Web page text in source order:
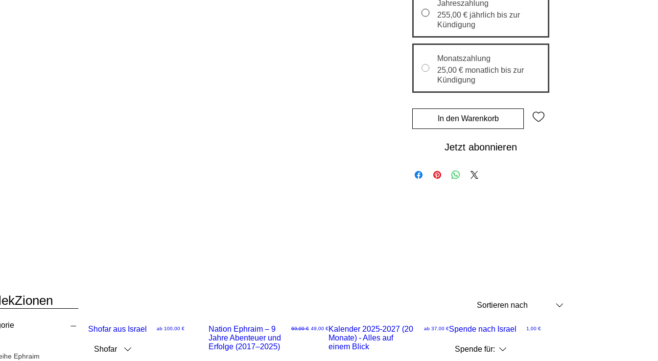
Jahreszahlung
255,00 € jährlich bis zur
Kündigung
Monatszahlung
25,00 € monatlich bis zur
Kündigung
In den Warenkorb
Jetzt abonnieren
Ephraim
Sortieren nach
Shofar aus Israel ab 100,00 €
Sale-Preis
Shofar
Schnellansicht
Nation Ephraim – 9
Jahre Abenteuer und
Erfolge (2017–2025)
Standardpreis
69,00 € Sale-Preis
49,00 €
Schnellansicht
JETZT NEU!
Kalender 2025-2027 (20
Monate) - Alles auf
einem Blick
ab 37,00 €
Sale-Preis Rette Israel
Spende nach Israel Preis
1,00 €
Spende für: